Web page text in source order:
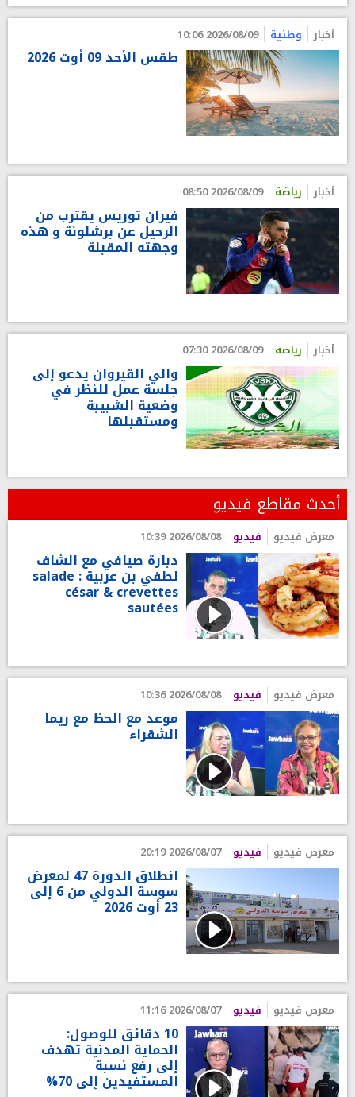
أخبار وطنية 2026/08/09 10:06
طقس الأحد 09 أوت 2026
أخبار رياضة 2026/08/09 08:50
فيران توريس يقترب من
الرحيل عن برشلونة و هذه
وجهته المقبلة
أخبار رياضة 2026/08/09 07:30
والي القيروان يدعو إلى
جلسة عمل للنظر في
وضعية الشبيبة
ومستقبلها
أحدث مقاطع فيديو
معرض فيديو فيديو 2026/08/08 10:39
دبارة صيافي مع الشاف
لطفي بن عربية : salade
césar & crevettes
sautées
معرض فيديو فيديو 2026/08/08 10:36
موعد مع الحظ مع ريما
الشقراء
معرض فيديو فيديو 2026/08/07 20:19
انطلاق الدورة 47 لمعرض
سوسة الدولي من 6 إلى
23 أوت 2026
معرض فيديو فيديو 2026/08/07 11:16
10 دقائق للوصول:
الحماية المدنية تهدف
إلى رفع نسبة
المستفيدين إلى 70%